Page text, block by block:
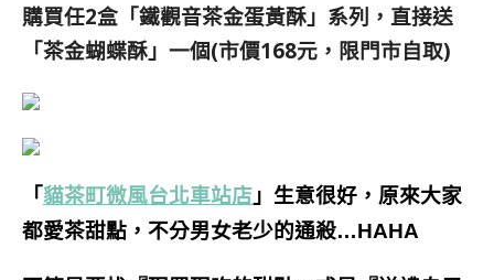
購買任2盒「鐵觀音茶金蛋黃酥」系列，直接送
「茶金蝴蝶酥」一個(市價168元，限門市自取)
「貓茶町微風台北車站店 」生意很好，原來大家
都愛茶甜點，不分男女老少的通殺…HAHA